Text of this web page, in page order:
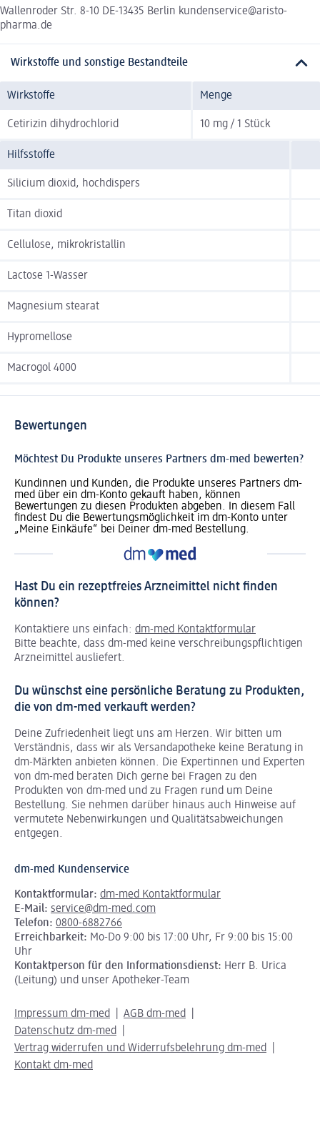
Wallenroder Str. 8-10 DE-13435 Berlin kundenservice@aristo-
pharma.de
Wirkstoffe und sonstige Bestandteile
Wirkstoffe Menge
Cetirizin dihydrochlorid 10 mg / 1 Stück
Hilfsstoffe
Silicium dioxid, hochdispers
Titan dioxid
Cellulose, mikrokristallin
Lactose 1-Wasser
Magnesium stearat
Hypromellose
Macrogol 4000
Bewertungen
Möchtest Du Produkte unseres Partners dm-med bewerten?
Kundinnen und Kunden, die Produkte unseres Partners dm-
med über ein dm-Konto gekauft haben, können
Bewertungen zu diesen Produkten abgeben. In diesem Fall
findest Du die Bewertungsmöglichkeit im dm-Konto unter
„Meine Einkäufe“ bei Deiner dm-med Bestellung.
Hast Du ein rezeptfreies Arzneimittel nicht finden
können?
Kontaktiere uns einfach: dm-med Kontaktformular
Bitte beachte, dass dm-med keine verschreibungspflichtigen
Arzneimittel ausliefert.
Du wünschst eine persönliche Beratung zu Produkten,
die von dm-med verkauft werden?
Deine Zufriedenheit liegt uns am Herzen. Wir bitten um
Verständnis, dass wir als Versandapotheke keine Beratung in
dm-Märkten anbieten können. Die Expertinnen und Experten
von dm-med beraten Dich gerne bei Fragen zu den
Produkten von dm-med und zu Fragen rund um Deine
Bestellung. Sie nehmen darüber hinaus auch Hinweise auf
vermutete Nebenwirkungen und Qualitätsabweichungen
entgegen.
dm-med Kundenservice
Kontaktformular: dm-med Kontaktformular
E-Mail: service@dm-med.com
Telefon: 0800-6882766
Erreichbarkeit: Mo-Do 9:00 bis 17:00 Uhr, Fr 9:00 bis 15:00
Uhr
Kontaktperson für den Informationsdienst: Herr B. Urica
(Leitung) und unser Apotheker-Team
Impressum dm-med
AGB dm-med
Datenschutz dm-med
Vertrag widerrufen und Widerrufsbelehrung dm-med
Kontakt dm-med